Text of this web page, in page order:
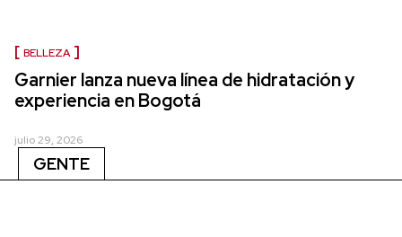
BELLEZA
Garnier lanza nueva línea de hidratación y
experiencia en Bogotá
julio 29, 2026
GENTE